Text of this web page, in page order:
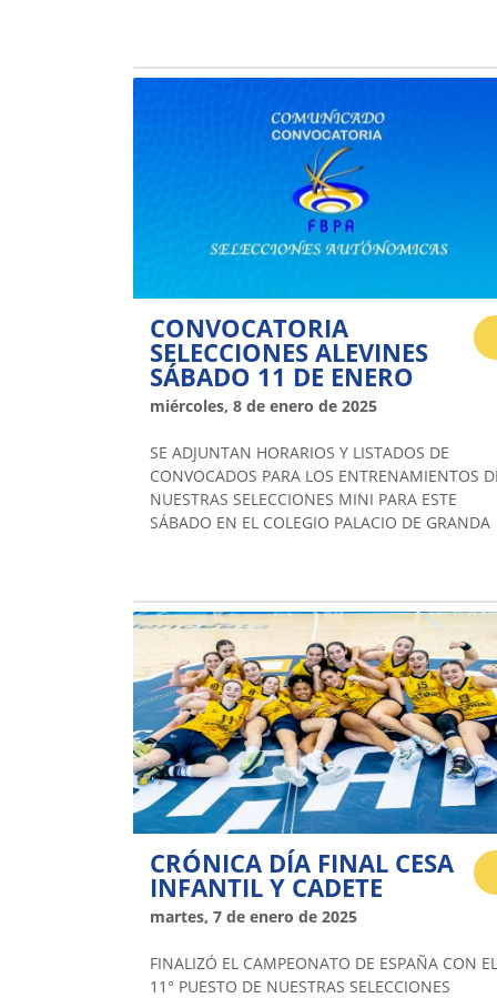
CONVOCATORIA
SELECCIONES ALEVINES
SÁBADO 11 DE ENERO
miércoles, 8 de enero de 2025
SE ADJUNTAN HORARIOS Y LISTADOS DE
CONVOCADOS PARA LOS ENTRENAMIENTOS
NUESTRAS SELECCIONES MINI PARA ESTE
SÁBADO EN EL COLEGIO PALACIO DE GRANDA
CRÓNICA DÍA FINAL CESA
INFANTIL Y CADETE
martes, 7 de enero de 2025
FINALIZÓ EL CAMPEONATO DE ESPAÑA CON EL
11° PUESTO DE NUESTRAS SELECCIONES